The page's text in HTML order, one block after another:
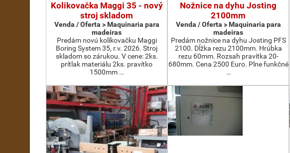
Kolikovačka Maggi 35 - nový
stroj skladom
Venda / Oferta > Maquinaria para
madeiras
Predám novú kolíkovačku Maggi
Boring System 35, r.v. 2026. Stroj
skladom so zárukou. V cene: 2ks.
prítlak materiálu 2ks. pravítko
1500mm …
Nožnice na dyhu Josting
2100mm
Venda / Oferta > Maquinaria para
madeiras
Predám nožnice na dyhu Josting PFS
2100. Dĺžka rezu 2100mm. Hrúbka
rezu 60mm. Rozsah pravítka 20-
680mm. Cena 2500 Euro. Plne funkčné
…